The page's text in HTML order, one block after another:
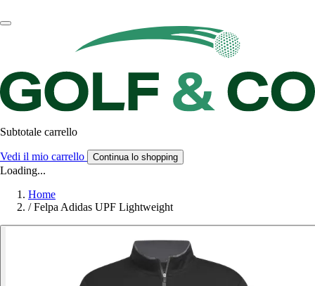
Subtotale carrello
Vedi il mio carrello Continua lo shopping
Loading...
Home
/ Felpa Adidas UPF Lightweight